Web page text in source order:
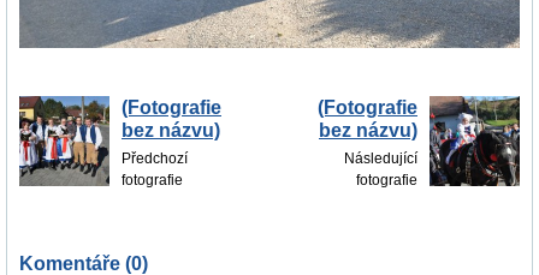
(Fotografie
bez názvu)
Předchozí
fotografie
(Fotografie
bez názvu)
Následující
fotografie
Komentáře (0)